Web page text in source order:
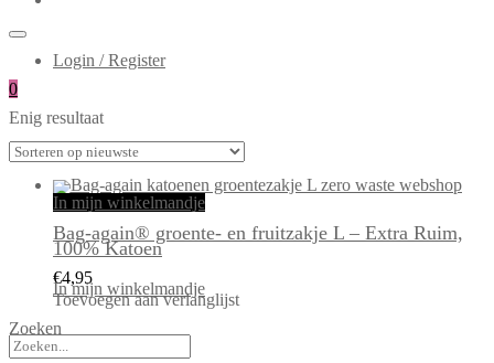
Login / Register
0
Enig resultaat
In mijn winkelmandje
Bag-again® groente- en fruitzakje L – Extra Ruim,
100% Katoen
€4,95
In mijn winkelmandje
Toevoegen aan verlanglijst
Zoeken